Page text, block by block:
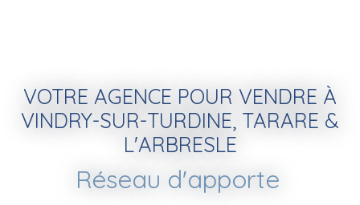
VOTRE AGENCE POUR VENDRE À
VINDRY-SUR-TURDINE, TARARE &
L'ARBRESLE
Réseau d'apporteurs d'affa